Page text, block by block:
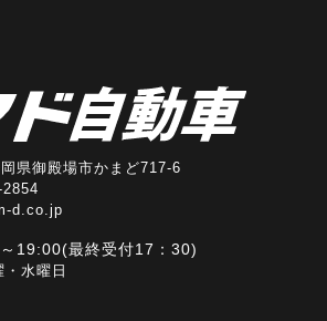
県御殿場市かまど717-6
d.co.jp
19:00(最終受付17：30)
水曜日